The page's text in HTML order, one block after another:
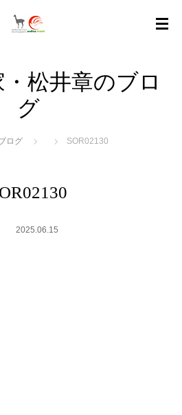
松井章のブロ
グ
ログ SOR02130
2025.06.15